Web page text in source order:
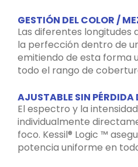
GESTIÓN DEL COLOR /
Las diferentes longitudes
la perfección dentro de
emitiendo de esta forma
todo el rango de
AJUSTABLE SIN PÉRDIDA
El espectro y la
individualmente
foco. Kessil® Logic ™
potencia uniforme en